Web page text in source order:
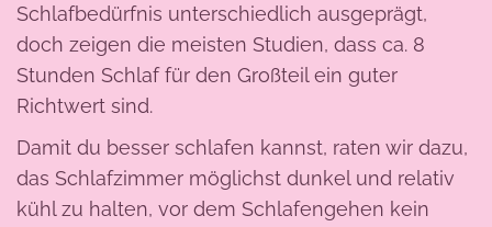
Schlafbedürfnis unterschiedlich ausgeprägt,
doch zeigen die meisten Studien, dass ca. 8
Stunden Schlaf für den Großteil ein guter
Richtwert sind.
Damit du besser schlafen kannst, raten wir dazu,
das Schlafzimmer möglichst dunkel und relativ
kühl zu halten, vor dem Schlafengehen kein